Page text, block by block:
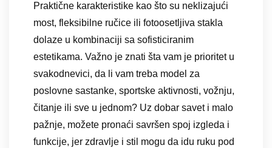
Praktične karakteristike kao što su neklizajući
most, fleksibilne ručice ili fotoosetljiva stakla
dolaze u kombinaciji sa sofisticiranim
estetikama. Važno je znati šta vam je prioritet u
svakodnevici, da li vam treba model za
poslovne sastanke, sportske aktivnosti, vožnju,
čitanje ili sve u jednom? Uz dobar savet i malo
pažnje, možete pronaći savršen spoj izgleda i
funkcije, jer zdravlje i stil mogu da idu ruku pod